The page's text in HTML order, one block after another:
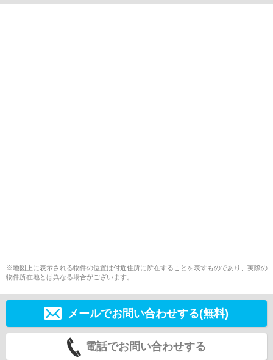
※地図上に表示される物件の位置は付近住所に所在することを表すものであり、実際の
物件所在地とは異なる場合がございます。
メールでお問い合わせする(無料)
電話でお問い合わせする